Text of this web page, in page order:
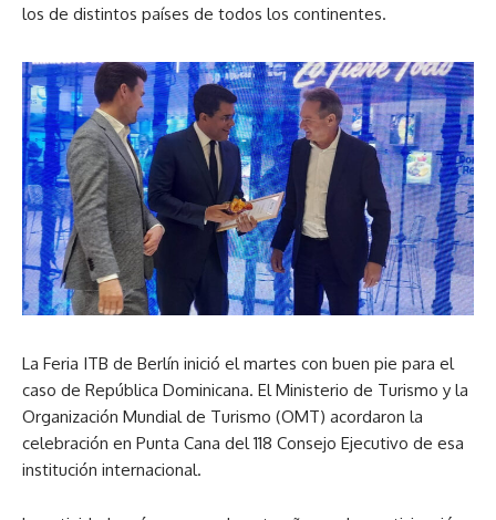
los de distintos países de todos los continentes.
La Feria ITB de Berlín inició el martes con buen pie para el
caso de República Dominicana. El Ministerio de Turismo y la
Organización Mundial de Turismo (OMT) acordaron la
celebración en Punta Cana del 118 Consejo Ejecutivo de esa
institución internacional.